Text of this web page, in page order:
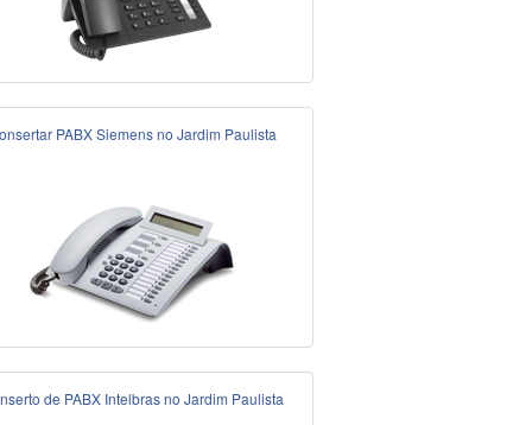
PABX Siemens no Jardim Paulista
de PABX Intelbras no Jardim Paulista